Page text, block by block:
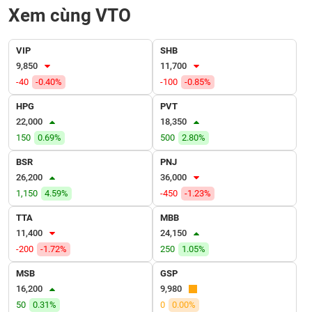
Xem cùng VTO
VIP
9,850
-40
-0.40%
SHB
11,700
-100
-0.85%
HPG
22,000
150
0.69%
PVT
18,350
500
2.80%
BSR
26,200
1,150
4.59%
PNJ
36,000
-450
-1.23%
TTA
11,400
-200
-1.72%
MBB
24,150
250
1.05%
MSB
16,200
50
0.31%
GSP
9,980
0
0.00%
TRUYỀN
TIỆN
ÍCH
BẤT
ĐỘNG
SẢN
Mã
chứng
khoán
(-)